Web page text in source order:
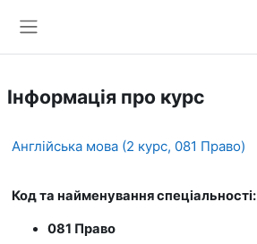
Інформація про курс
Англійська мова (2 курс, 081 Право)
Код та найменування спеціальності:
081 Право